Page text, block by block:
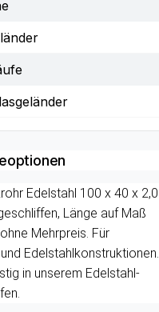
Edelstahl 100 x 40 x 2,0
Länge auf Maß
Mehrpreis. Für
Edelstahlkonstruktionen.
in unserem Edelstahl-